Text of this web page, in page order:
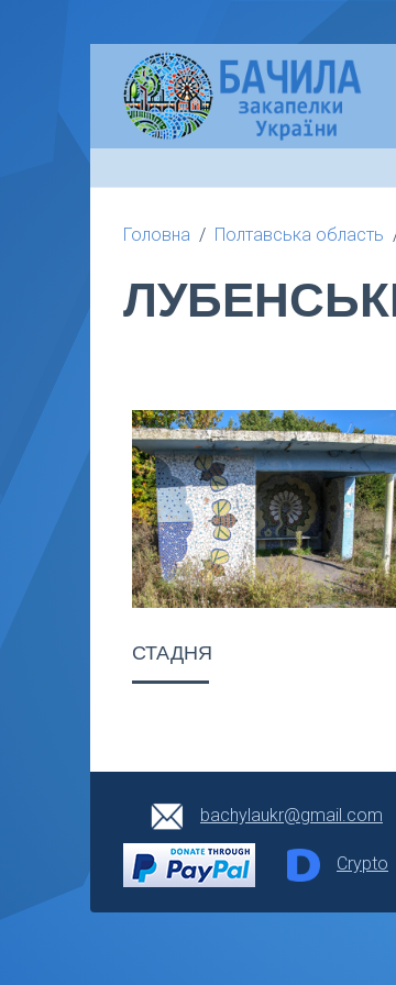
Головна Полтавська область
СТАДНЯ
bachylaukr@gmail.com
Crypto